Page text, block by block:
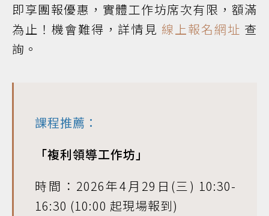
即享團報優惠，實體工作坊席次有限，額滿
為止！機會難得，詳情見 線上報名網址 查
詢。
課程推薦：
「複利領導工作坊」
時間：2026年4月29日(三) 10:30-
16:30 (10:00 起現場報到)